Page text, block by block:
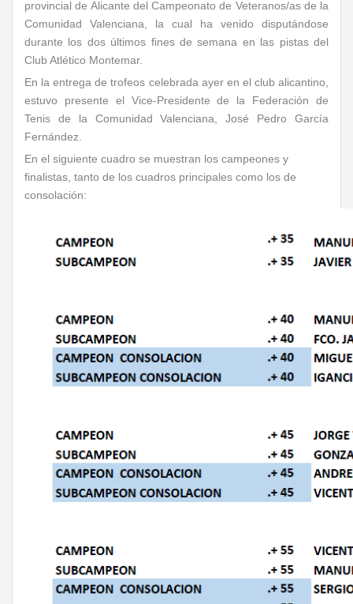
provincial de Alicante del Campeonato de Veteranos/as de la
Comunidad Valenciana, la cual ha venido disputándose
durante los dos últimos fines de semana en las pistas del
Club Atlético Montemar.
En la entrega de trofeos celebrada ayer en el club alicantino,
estuvo presente el Vice-Presidente de la Federación de
Tenis de la Comunidad Valenciana, José Pedro García
Fernández.
En el siguiente cuadro se muestran los campeones y
finalistas, tanto de los cuadros principales como los de
consolación: